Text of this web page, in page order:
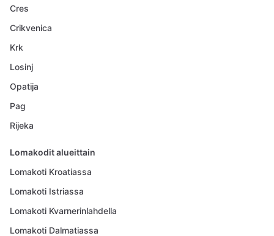
Cres
Crikvenica
Krk
Losinj
Opatija
Pag
Rijeka
Lomakodit alueittain
Lomakoti Kroatiassa
Lomakoti Istriassa
Lomakoti Kvarnerinlahdella
Lomakoti Dalmatiassa